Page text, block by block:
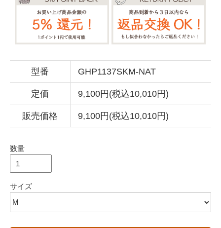
型番 GHP1137SKM-NAT
定価 9,100円(税込10,010円)
販売価格 9,100円(税込10,010円)
数量
サイズ